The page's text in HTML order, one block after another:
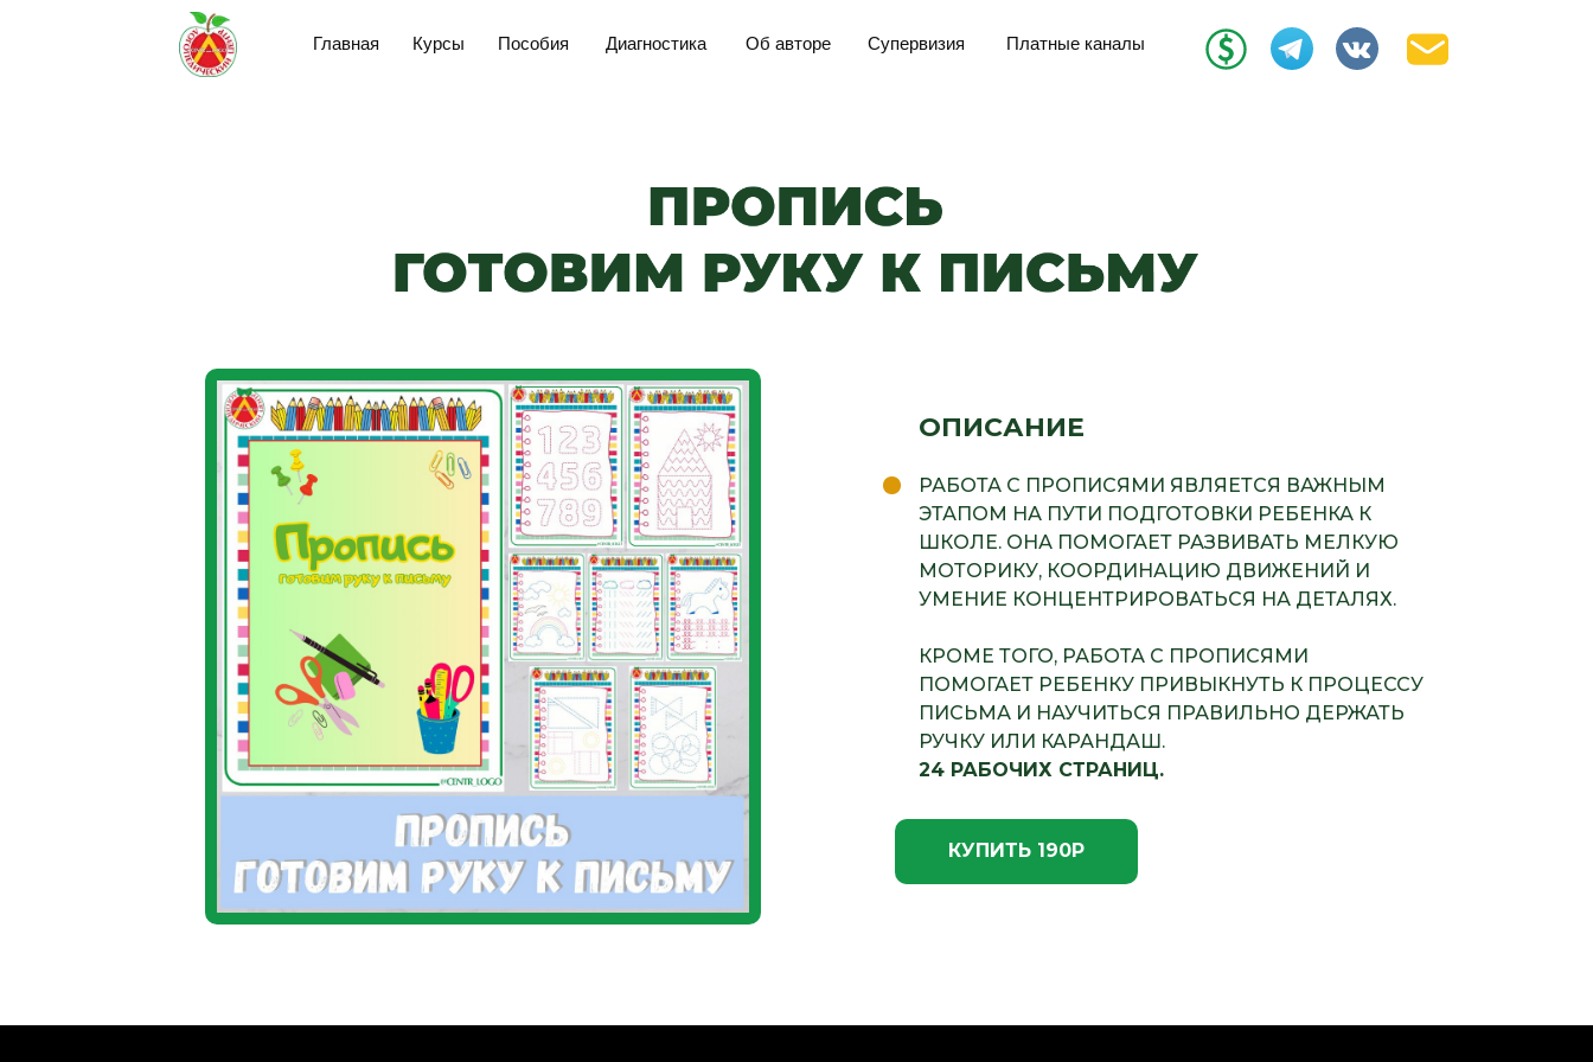
Главная Курсы Пособия Об авторе Платные каналы
Супервизия
Диагностика
КУПИТЬ 190Р
РАБОТА С ПРОПИСЯМИ ЯВЛЯЕТСЯ ВАЖНЫМ
ЭТАПОМ НА ПУТИ ПОДГОТОВКИ РЕБЕНКА К
ШКОЛЕ. ОНА ПОМОГАЕТ РАЗВИВАТЬ МЕЛКУЮ
МОТОРИКУ, КООРДИНАЦИЮ ДВИЖЕНИЙ И
УМЕНИЕ КОНЦЕНТРИРОВАТЬСЯ НА ДЕТАЛЯХ.
КРОМЕ ТОГО, РАБОТА С ПРОПИСЯМИ
ПОМОГАЕТ РЕБЕНКУ ПРИВЫКНУТЬ К ПРОЦЕССУ
ПИСЬМА И НАУЧИТЬСЯ ПРАВИЛЬНО ДЕРЖАТЬ
РУЧКУ ИЛИ КАРАНДАШ.
24 РАБОЧИХ СТРАНИЦ.
ОПИСАНИЕ